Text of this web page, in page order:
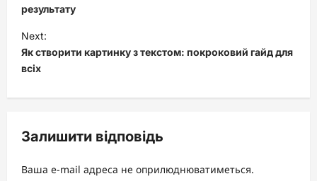
s
t
n
a
v
g
a
результату
Next:
Як створити картинку з текстом: покроковий гайд для
всіх
Залишити відповідь
Ваша e-mail адреса не оприлюднюватиметься.